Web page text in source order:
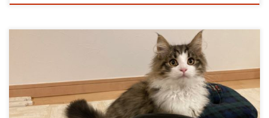
暑い夏を乗り越えるためのウェイトトレーニング戦略 〜30代〜
50代のトレーニング男子へ送る「夏バテし […]